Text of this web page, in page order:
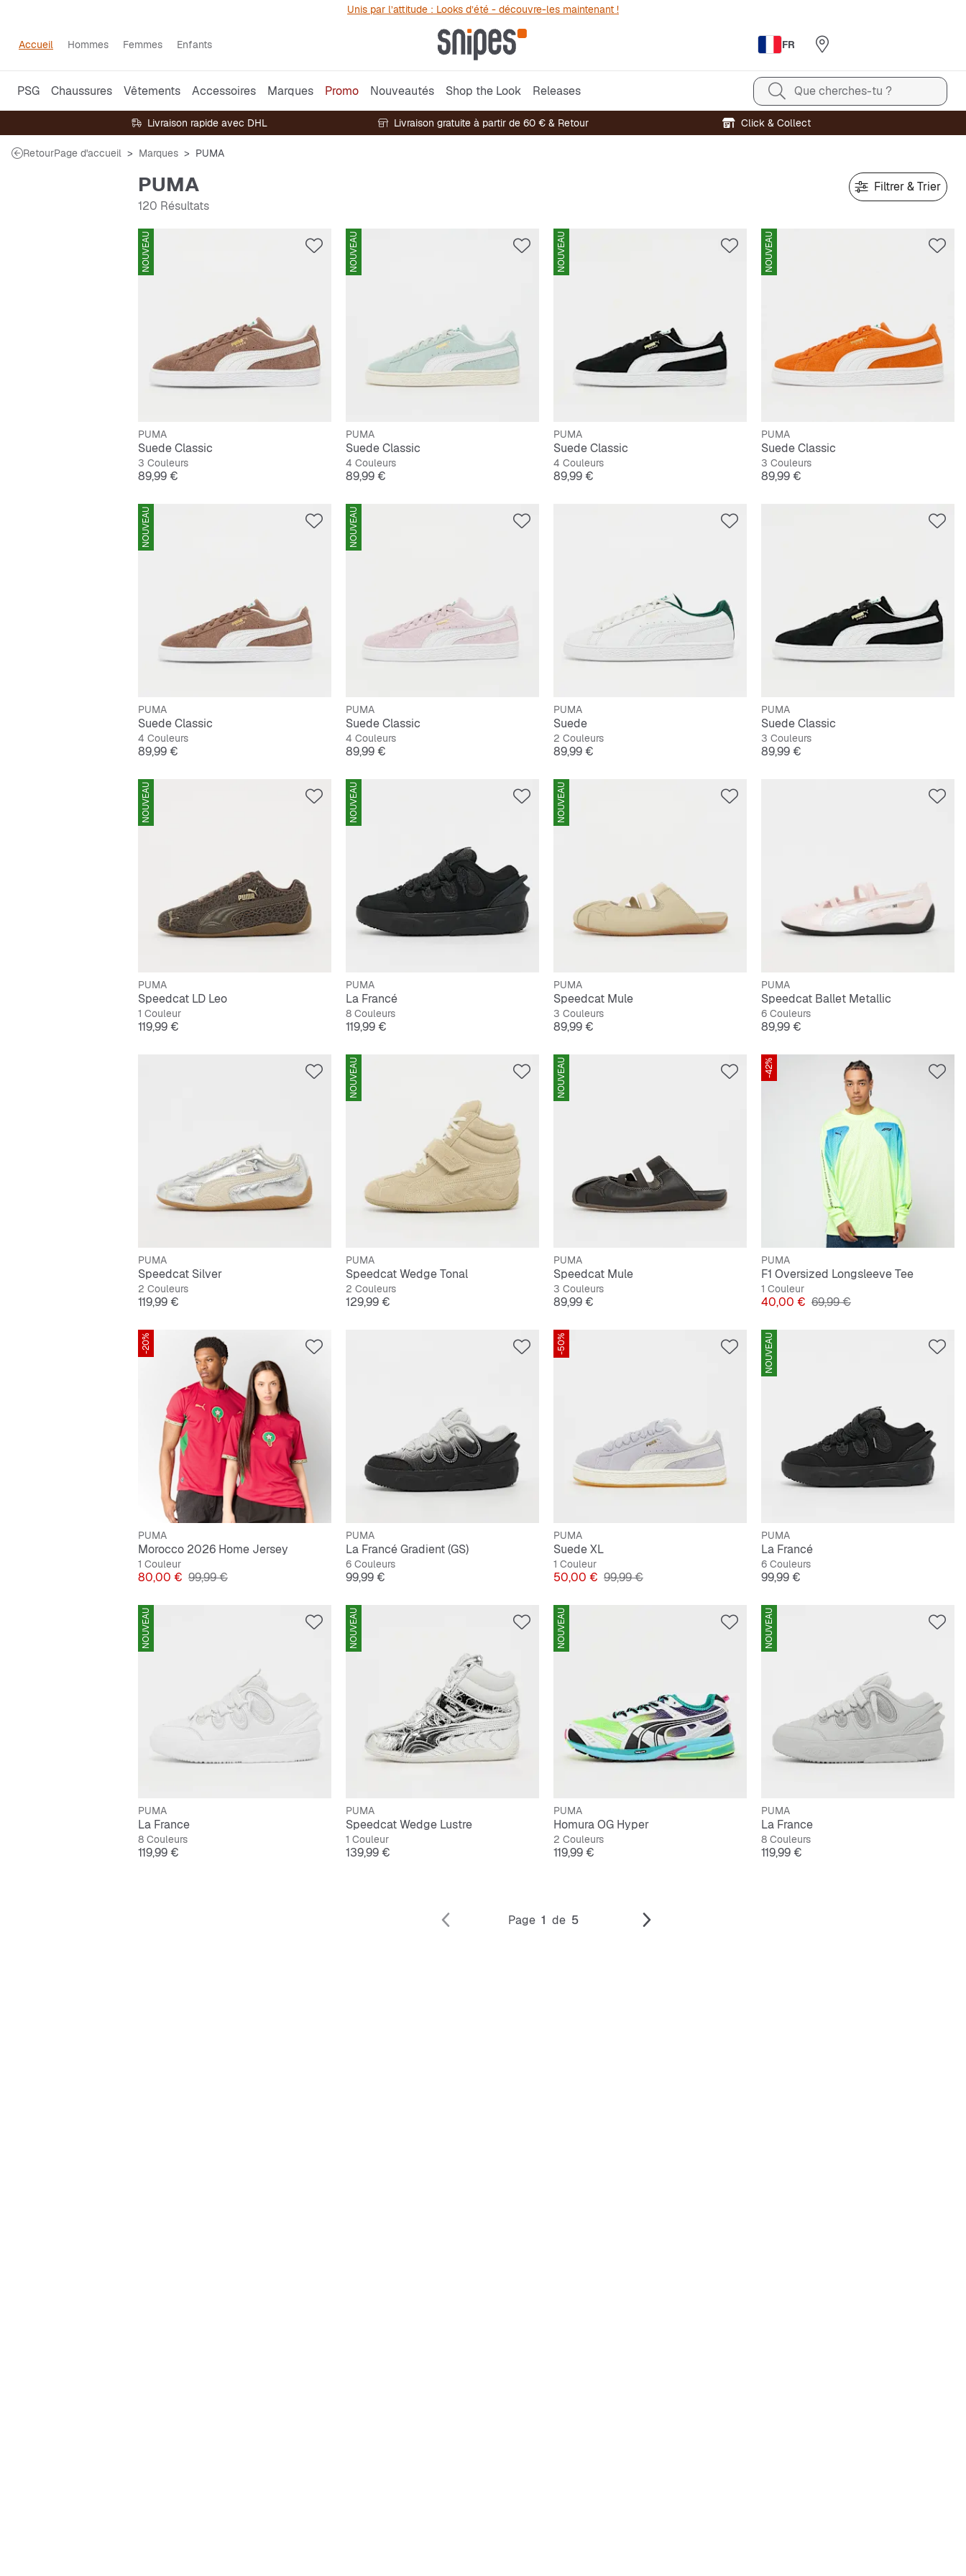
Unis par l’attitude : Looks d’été - découvre-les maintenant !
Accueil Hommes Femmes Enfants FR
PSG Chaussures Vêtements Accessoires Marques Promo Nouveautés Shop the Look Releases Que cherches-tu ?
Livraison rapide avec DHL Livraison gratuite à partir de 60 € & Retour Click & Collect
RetourPage d'accueil Marques PUMA
PUMA
120 Résultats
Filtrer & Trier
NOUVEAU
PUMA
Suede Classic
3 Couleurs
Prix
89,99 €
NOUVEAU
PUMA
Suede Classic
4 Couleurs
Prix
89,99 €
NOUVEAU
PUMA
Suede Classic
4 Couleurs
Prix
89,99 €
NOUVEAU
PUMA
Suede Classic
3 Couleurs
Prix
89,99 €
NOUVEAU
PUMA
Suede Classic
4 Couleurs
Prix
89,99 €
NOUVEAU
PUMA
Suede Classic
4 Couleurs
Prix
89,99 €
PUMA
Suede
2 Couleurs
Prix
89,99 €
PUMA
Suede Classic
3 Couleurs
Prix
89,99 €
NOUVEAU
PUMA
Speedcat LD Leo
1 Couleur
Prix
119,99 €
NOUVEAU
PUMA
La Francé
8 Couleurs
Prix
119,99 €
NOUVEAU
PUMA
Speedcat Mule
3 Couleurs
Prix
89,99 €
PUMA
Speedcat Ballet Metallic
6 Couleurs
Prix
89,99 €
PUMA
Speedcat Silver
2 Couleurs
Prix
119,99 €
NOUVEAU
PUMA
Speedcat Wedge Tonal
2 Couleurs
Prix
129,99 €
NOUVEAU
PUMA
Speedcat Mule
3 Couleurs
Prix
89,99 €
-42%
PUMA
F1 Oversized Longsleeve Tee
1 Couleur
Prix
40,00 € Prix original
69,99 €
-20%
PUMA
Morocco 2026 Home Jersey
1 Couleur
Prix
80,00 € Prix original
99,99 €
PUMA
La Francé Gradient (GS)
6 Couleurs
Prix
99,99 €
-50%
PUMA
Suede XL
1 Couleur
Prix
50,00 € Prix original
99,99 €
NOUVEAU
PUMA
La Francé
6 Couleurs
Prix
99,99 €
NOUVEAU
PUMA
La France
8 Couleurs
Prix
119,99 €
NOUVEAU
PUMA
Speedcat Wedge Lustre
1 Couleur
Prix
139,99 €
NOUVEAU
PUMA
Homura OG Hyper
2 Couleurs
Prix
119,99 €
NOUVEAU
PUMA
La France
8 Couleurs
Prix
119,99 €
Page 1 de 5